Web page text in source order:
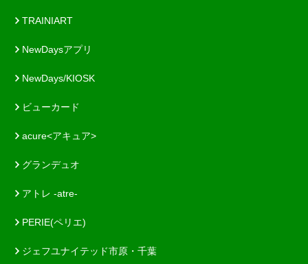
TRAINIART
NewDaysアプリ
NewDays/KIOSK
ビューカード
acure<アキュア>
グランデュオ
アトレ -atre-
PERIE(ペリエ)
ジェフユナイテッド市原・千葉